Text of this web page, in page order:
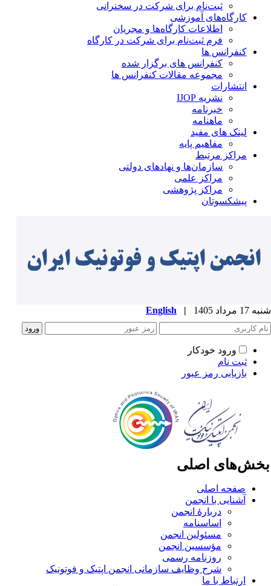
ثبت‌نام برای شرکت در سخنرانی
کارگاه‌های آموزشی
اطلاعات کارگاه‌ها و مجریان
فرم ثبت‌نام برای شرکت در کارگاه
کنفرانس ها
کنفرانس های برگزار شده
مجموعه مقالات کنفرانس ها
انتشارات
نشریه IJOP
خبرنامه
ماهنامه
لینک های مفید
مفاهیم پایه
مراکز مرتبط
سازمان‌ها و نهادهای دولتی
مراکز علمی
مراکز پژوهشی
پیشکسوتان
مرداد 1405 |
English
ورود خودکار
ثبت نام
بازیابی رمز عبور
اصلی
صفحه اصلی
آشنایی با انجمن
دربارۀ انجمن
اساسنامه
مسئولین انجمن
مؤسسین انجمن
روزنامه رسمی
شرح وظایف سازمانی انجمن اپتیک و فوتونیک
ارتباط با ما